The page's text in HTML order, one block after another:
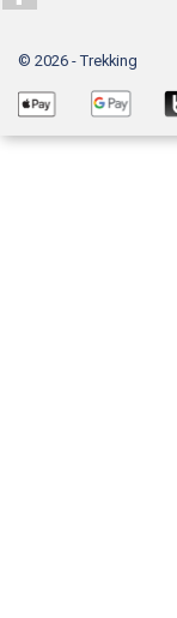
© 2026 - Trekking